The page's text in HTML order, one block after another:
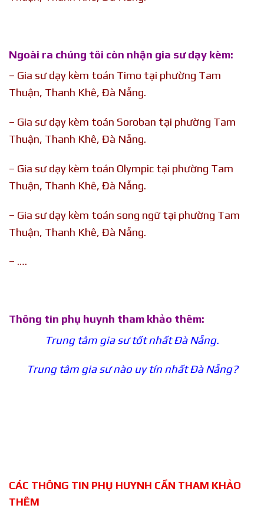
Ngoài ra chúng tôi còn nhận gia sư dạy kèm:
– Gia sư dạy kèm toán Timo tại phường Tam
Thuận, Thanh Khê, Đà Nẵng.
– Gia sư dạy kèm toán Soroban tại phường Tam
Thuận, Thanh Khê, Đà Nẵng.
– Gia sư dạy kèm toán Olympic tại phường Tam
Thuận, Thanh Khê, Đà Nẵng.
– Gia sư dạy kèm toán song ngữ tại phường Tam
Thuận, Thanh Khê, Đà Nẵng.
– ….
Thông tin phụ huynh tham khảo thêm:
Trung tâm gia sư tốt nhất Đà Nẵng.
Trung tâm gia sư nào uy tín nhất Đà Nẵng?
CÁC THÔNG TIN PHỤ HUYNH CẦN THAM KHẢO
THÊM